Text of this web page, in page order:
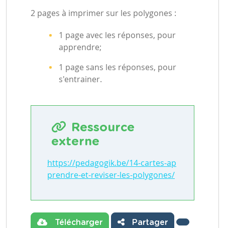
2 pages à imprimer sur les polygones :
1 page avec les réponses, pour
apprendre;
1 page sans les réponses, pour
s'entrainer.
Ressource
externe
https://pedagogik.be/14-cartes-ap
prendre-et-reviser-les-polygones/
Télécharger Partager